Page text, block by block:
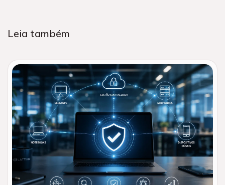
Leia também